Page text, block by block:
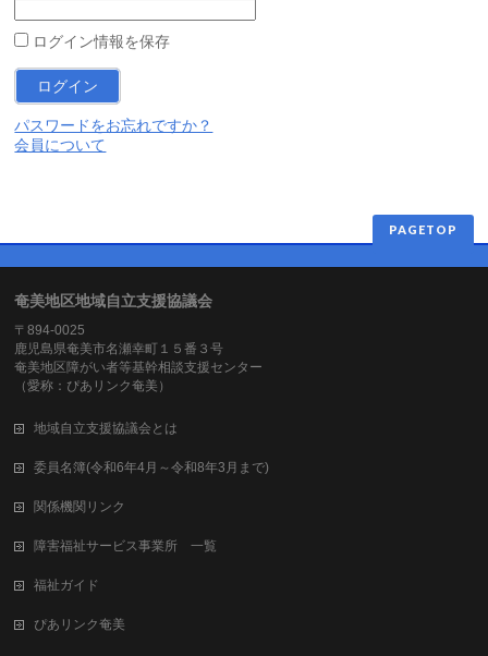
ログイン情報を保存
パスワードをお忘れですか？
会員について
PAGETOP
奄美地区地域自立支援協議会
〒894-0025
鹿児島県奄美市名瀬幸町１５番３号
奄美地区障がい者等基幹相談支援センター
（愛称：ぴあリンク奄美）
地域自立支援協議会とは
委員名簿(令和6年4月～令和8年3月まで)
関係機関リンク
障害福祉サービス事業所 一覧
福祉ガイド
ぴあリンク奄美